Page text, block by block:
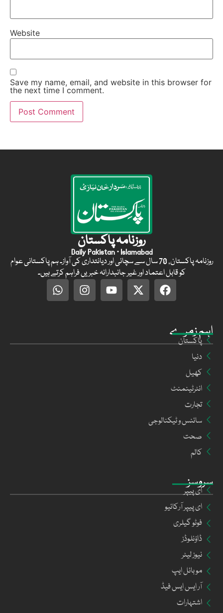
Website
Save my name, email, and website in this browser for
the next time I comment.
سروسز
ای پیپر
ای پیپر آرکائیو
فوٹو گیلری
ڈاؤنلوڈز
نیوز لیٹر
موبائل ایپ
آر ایس ایس فیڈ
اشتہارات
اہم زمرے
پاکستان
دنیا
کھیل
انٹرٹینمنٹ
تجارت
سائنس و ٹیکنالوجی
صحت
کالم
روزنامہ پاکستان
Daily Pakistan · Islamabad
روزنامہ پاکستان, 70 سال سے سچائی اور دیانتداری کی آواز۔ ہم پاکستانی عوام
کو قابل اعتماد اور غیر جانبدارانہ خبریں فراہم کرتے ہیں۔